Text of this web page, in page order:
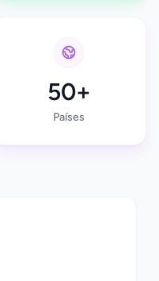
50+
Países